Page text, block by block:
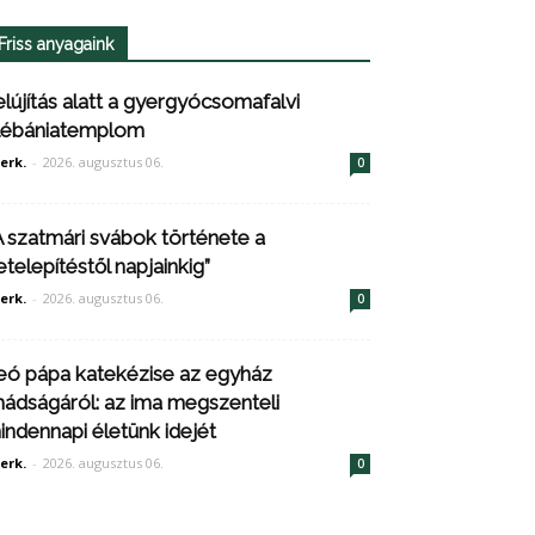
Friss anyagaink
alatt a gyergyócsomafalvi
- 2026. augusztus 06. 0
szatmári svábok története a
napjainkig”
- 2026. augusztus 06. 0
pápa katekézise az egyház
az ima megszenteli
életünk idejét
- 2026. augusztus 06. 0